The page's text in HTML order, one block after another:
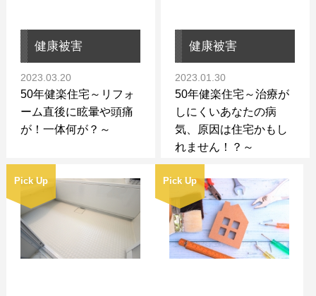
健康被害
2023.03.20
50年健楽住宅～リフォ
ーム直後に眩暈や頭痛
が！一体何が？～
健康被害
2023.01.30
50年健楽住宅～治療が
しにくいあなたの病
気、原因は住宅かもし
れません！？～
Pick Up Pick Up